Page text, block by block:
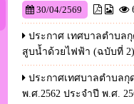
30/04/2569
ประกาศ เทศบาลตำบล
สูบน้ำด้วยไฟฟ้า (ฉบับที่ 2)
ประกาศเทศบาลตำบลกุ
พ.ศ.2562 ประจำปี พ.ศ.